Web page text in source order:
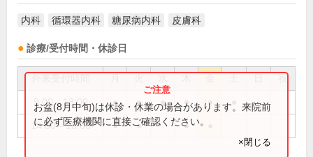
内科 循環器内科 糖尿病内科 皮膚科
診療/受付時間・休診日
祝
9:00～13:00 ● ● ● ● ●
14:00～18:00 ● ● ●
お盆(8月中旬)は休診・休業の場合があります。来院前
に必ず医療機関に直接ご確認ください。
×閉じる